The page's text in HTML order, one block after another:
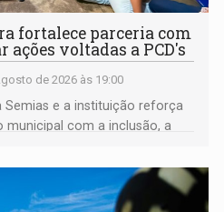
fortalece parceria com
ações voltadas a PCD's
de 2026 às 19:00
Semias e a instituição reforça
com a inclusão, a